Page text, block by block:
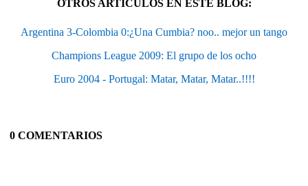
OTROS ARTÍCULOS EN ESTE BLOG:
Argentina 3-Colombia 0:¿Una Cumbia? noo.. mejor un tango
Champions League 2009: El grupo de los ocho
Euro 2004 - Portugal: Matar, Matar, Matar..!!!!
0 COMENTARIOS